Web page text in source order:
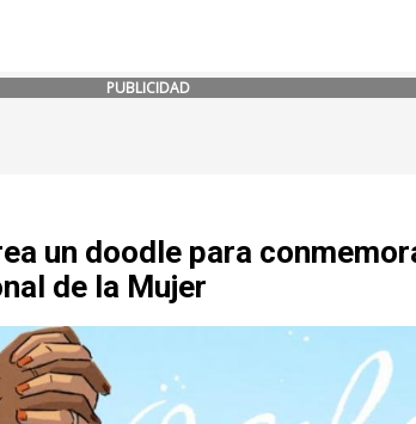
PUBLICIDAD
un doodle para
de la Mujer